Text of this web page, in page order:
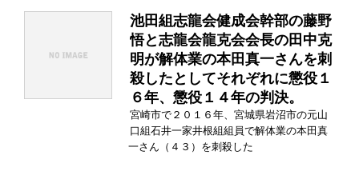
池田組志龍会健成会幹部の藤野
悟と志龍会龍克会会長の田中克
明が解体業の本田真一さんを刺
殺したとしてそれぞれに懲役１
６年、懲役１４年の判決。
宮崎市で２０１６年、宮城県岩沼市の元山
口組石井一家井根組組員で解体業の本田真
一さん（４３）を刺殺した